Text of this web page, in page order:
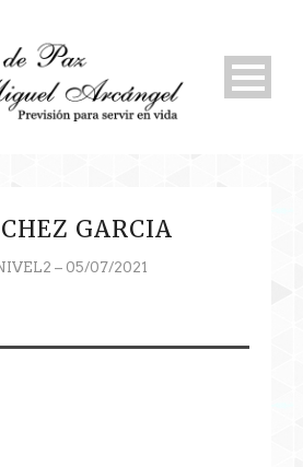
GARCIA
– 05/07/2021